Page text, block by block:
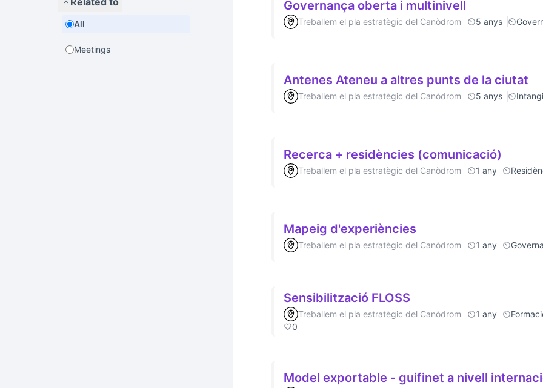
All
Meetings
Governança oberta i multinivell
Treballem el pla estratègic del Canòdrom 5 anys
Antenes Ateneu a altres punts de la ciutat
Treballem el pla estratègic del Canòdrom 5 anys
Recerca + residències (comunicació)
Treballem el pla estratègic del Canòdrom 1 any
Mapeig d'experiències
Treballem el pla estratègic del Canòdrom 1 any
Sensibilització FLOSS
Treballem el pla estratègic del Canòdrom 1 any
0
Model exportable - guifinet a nivell